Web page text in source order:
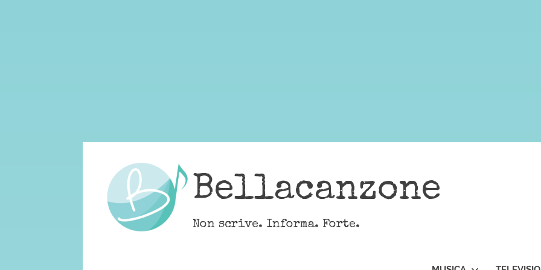
content
Bellacanzone
Non scrive. Informa. Forte.